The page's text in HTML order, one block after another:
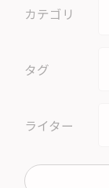
カテゴリ
タグ
ライター